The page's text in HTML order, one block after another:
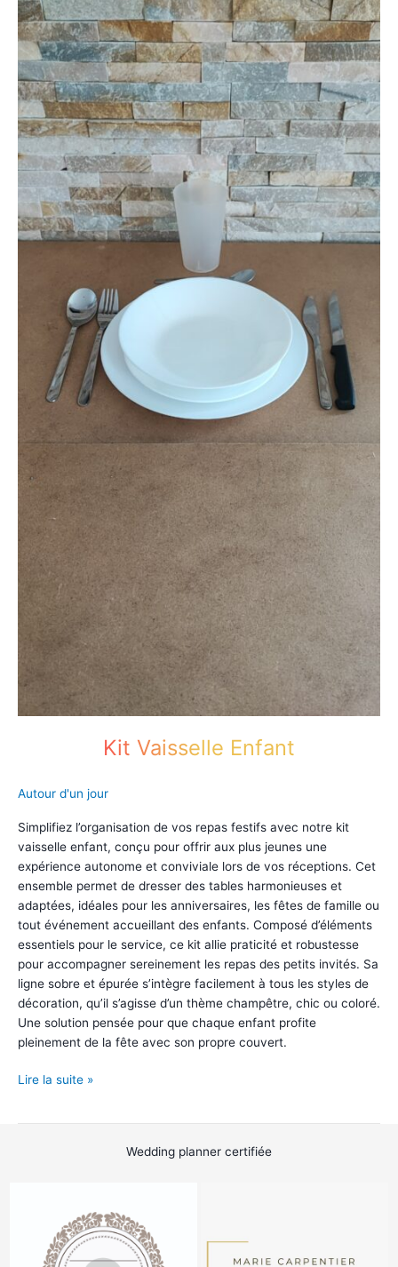
Kit Vaisselle Enfant
Autour d'un jour
Simplifiez l’organisation de vos repas festifs avec notre kit
vaisselle enfant, conçu pour offrir aux plus jeunes une
expérience autonome et conviviale lors de vos réceptions. Cet
ensemble permet de dresser des tables harmonieuses et
adaptées, idéales pour les anniversaires, les fêtes de famille ou
tout événement accueillant des enfants. Composé d’éléments
essentiels pour le service, ce kit allie praticité et robustesse
pour accompagner sereinement les repas des petits invités. Sa
ligne sobre et épurée s’intègre facilement à tous les styles de
décoration, qu’il s’agisse d’un thème champêtre, chic ou coloré.
Une solution pensée pour que chaque enfant profite
pleinement de la fête avec son propre couvert.
Kit
Lire la suite »
Wedding planner certifiée